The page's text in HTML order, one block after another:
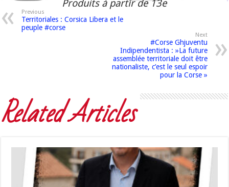
Produits à partir de 13e
Previous
Territoriales : Corsica Libera et le
peuple #corse
Next
#Corse Ghjuventu
Indipendentista : »La future
assemblée territoriale doit être
nationaliste, c’est le seul espoir
pour la Corse »
Related Articles